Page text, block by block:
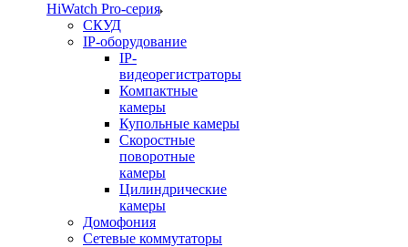
HiWatch Pro-серия
CКУД
IP-оборудование
IP-
видеорегистраторы
Компактные
камеры
Купольные камеры
Скоростные
поворотные
камеры
Цилиндрические
камеры
Домофония
Сетевые коммутаторы